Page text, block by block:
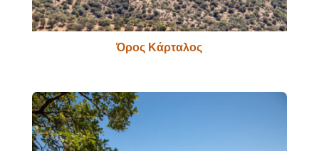
Όρος Κάρταλος